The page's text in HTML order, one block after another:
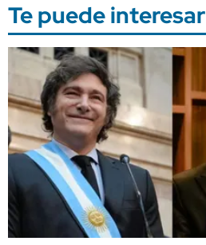
Te puede interesar